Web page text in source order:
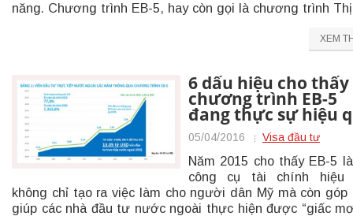
năng. Chương trình EB-5, hay còn gọi là chương trình Thị
XEM
6 dấu hiệu cho thấy
chương trình EB-5
đang thực sự hiệu
05/04/2016 Visa đầu tư
Năm 2015 cho thấy EB-5
công cụ tài chính hiệu
không chỉ tạo ra việc làm cho người dân Mỹ mà còn góp
giúp các nhà đầu tư nước ngoài thực hiện được “giấc